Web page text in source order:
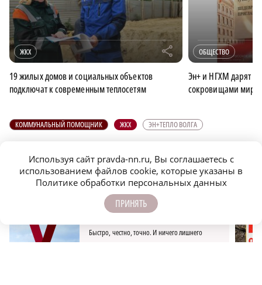
ЖКХ r
19 жилых домов и социальных объектов
подключат к современным теплосетям
ОБЩЕСТВО
Эн+ и НГХМ дарят
сокровищами
КОММУНАЛЬНЫЙ ПОМОЩНИК ЖКХ ЭН+ТЕПЛО ВОЛГА
ПОДПИСЫВАЙТЕСЬ НА НАШИ
КАНАЛЫ В MAX И TELEGRAM:
НИЖЕГОРОДСКАЯ ПРАВДА
Быстро, честно, точно. И ничего лишнего
Суд обязал дзержинскую
отремонтировать
систему отопления
В Госдуме разъяснили
Используя сайт pravda-nn.ru, Вы соглашаетесь с
использованием файлов cookie, которые указаны в
Политике обработки персональных данных
ПРИНЯТЬ